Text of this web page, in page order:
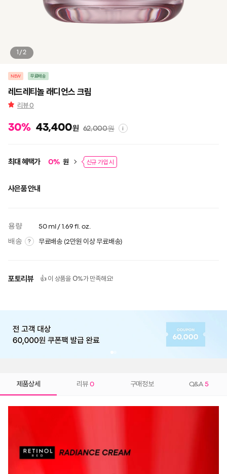
1/2
NEW 무료배송
레드레티놀 래디언스 크림
리뷰0
30% 43,400원 62,000원 i
최대 혜택가 0% 원 신규 가입 시
사은품 안내
용량 50 ml / 1.69 fl. oz.
배송 ? 무료배송 (2만원 이상 무료배송)
포토리뷰 👍 이 상품을 0%가 만족해요!
제품상세 리뷰 0 구매정보 Q&A 5